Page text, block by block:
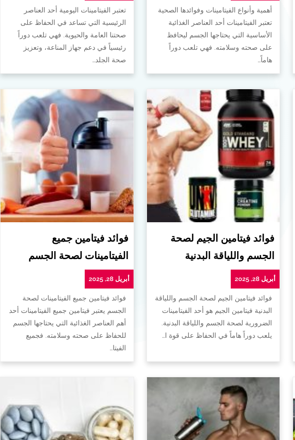
أهمية وأنواع الفيتامينات وفوائدها الصحية
تعتبر الفيتامينات أحد العناصر الغذائية
الأساسية التي يحتاجها الجسم ليحافظ
على صحته وسلامته. فهي تلعب دوراً
هاماً…
تعتبر الفيتامينات اليومية أحد العناصر
الرئيسية التي تساعد في الحفاظ على
صحتنا العامة والحيوية. فهي تلعب دوراً
رئيسياً في دعم جهاز المناعة، وتعزيز
صحة الجلد…
فوائد فيتامين الجيم لصحة
الجسم واللياقة البدنية
أبريل 28, 2025
فوائد فيتامين الجيم لصحة الجسم واللياقة
البدنية فيتامين الجيم هو أحد الفيتامينات
الضرورية لصحة الجسم واللياقة البدنية.
يلعب دوراً هاماً في الحفاظ على قوة ا…
فوائد فيتامين جميع
الفيتامينات لصحة الجسم
أبريل 28, 2025
فوائد فيتامين جميع الفيتامينات لصحة
الجسم يعتبر فيتامين جميع الفيتامينات أحد
أهم العناصر الغذائية التي يحتاجها الجسم
للحفاظ على صحته وسلامته. فجميع
الفيتا…